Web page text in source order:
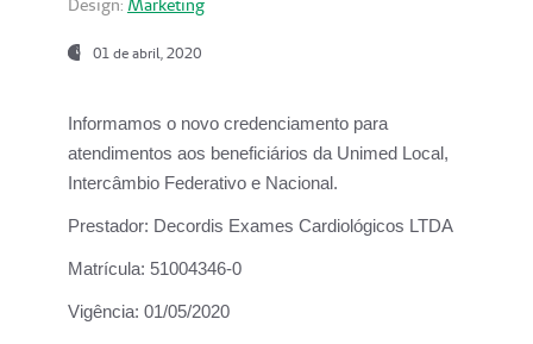
Design: Marketing
01 de abril, 2020
Informamos o novo credenciamento para
atendimentos aos beneficiários da Unimed Local,
Intercâmbio Federativo e Nacional.
Prestador: Decordis Exames Cardiológicos LTDA
Matrícula: 51004346-0
Vigência: 01/05/2020